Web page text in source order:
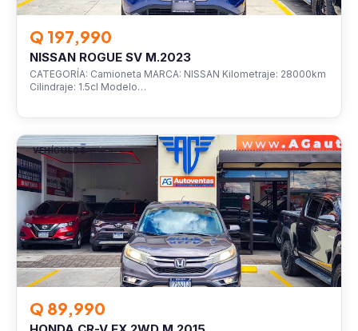
Q 197,990
NISSAN ROGUE SV M.2023
CATEGORÍA: Camioneta MARCA: NISSAN Kilometraje: 28000km
Cilindraje: 1.5cl Modelo…
VEHÍCULOS
Q 89,990